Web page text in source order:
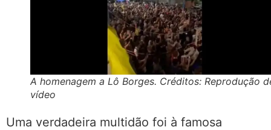
A homenagem a Lô Borges. Créditos: Reprodução
vídeo
Uma verdadeira multidão foi à famosa